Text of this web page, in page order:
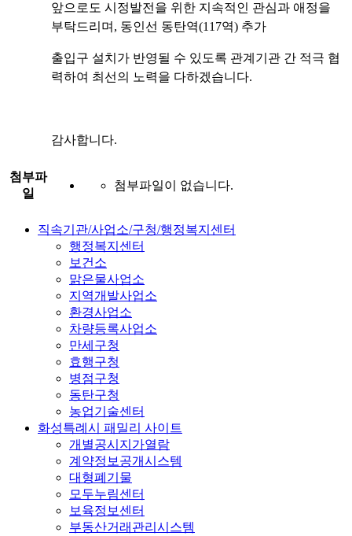
앞으로도 시정발전을 위한 지속적인 관심과 애정을
부탁드리며, 동인선 동탄역(117역) 추가
출입구 설치가 반영될 수 있도록 관계기관 간 적극 협
력하여 최선의 노력을 다하겠습니다.
감사합니다.
첨부파
일
첨부파일이 없습니다.
직속기관/사업소/구청/행정복지센터
행정복지센터
보건소
맑은물사업소
지역개발사업소
환경사업소
차량등록사업소
만세구청
효행구청
병점구청
동탄구청
농업기술센터
화성특례시 패밀리 사이트
개별공시지가열람
계약정보공개시스템
대형폐기물
모두누림센터
보육정보센터
부동산거래관리시스템